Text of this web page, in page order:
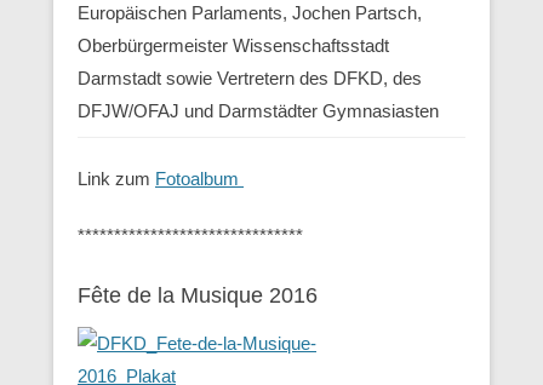
Europäischen Parlaments, Jochen Partsch,
Oberbürgermeister Wissenschaftsstadt
Darmstadt sowie Vertretern des DFKD, des
DFJW/OFAJ und Darmstädter Gymnasiasten
Link zum Fotoalbum
*******************************
Fête de la Musique 2016